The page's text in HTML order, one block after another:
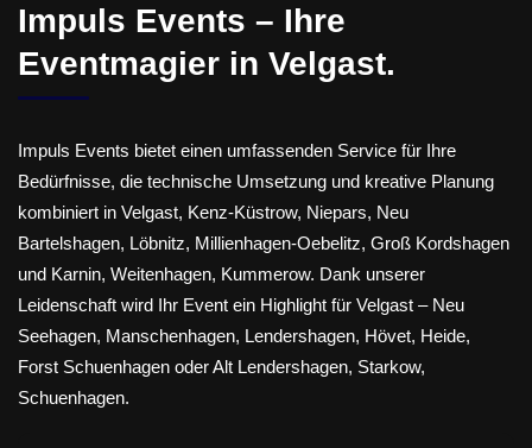
Impuls Events – Ihre
Eventmagier in Velgast.
Impuls Events bietet einen umfassenden Service für Ihre
Bedürfnisse, die technische Umsetzung und kreative Planung
kombiniert in Velgast, Kenz-Küstrow, Niepars, Neu
Bartelshagen, Löbnitz, Millienhagen-Oebelitz, Groß Kordshagen
und Karnin, Weitenhagen, Kummerow. Dank unserer
Leidenschaft wird Ihr Event ein Highlight für Velgast – Neu
Seehagen, Manschenhagen, Lendershagen, Hövet, Heide,
Forst Schuenhagen oder Alt Lendershagen, Starkow,
Schuenhagen.